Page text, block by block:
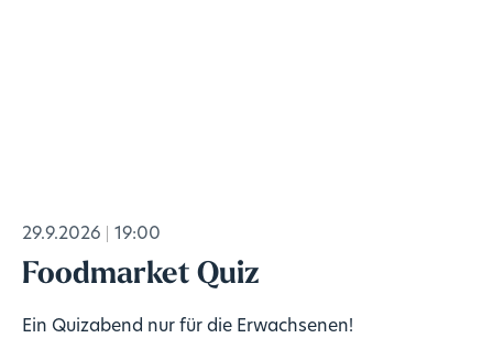
29.9.2026 19:00
Foodmarket Quiz
Ein Quizabend nur für die Erwachsenen!